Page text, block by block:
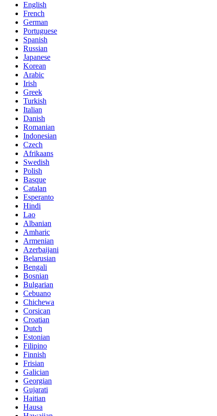
English
French
German
Portuguese
Spanish
Russian
Japanese
Korean
Arabic
Irish
Greek
Turkish
Italian
Danish
Romanian
Indonesian
Czech
Afrikaans
Swedish
Polish
Basque
Catalan
Esperanto
Hindi
Lao
Albanian
Amharic
Armenian
Azerbaijani
Belarusian
Bengali
Bosnian
Bulgarian
Cebuano
Chichewa
Corsican
Croatian
Dutch
Estonian
Filipino
Finnish
Frisian
Galician
Georgian
Gujarati
Haitian
Hausa